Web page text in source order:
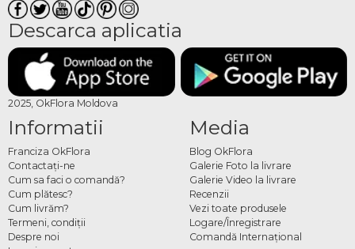
Descarca aplicatia
2025, OkFlora Moldova
Informatii
Franciza OkFlora
Contactaţi-ne
Cum sa faci o comandă?
Cum plătesc?
Cum livrăm?
Termeni, condiţii
Despre noi
Media
Blog OkFlora
Galerie Foto la livrare
Galerie Video la livrare
Recenzii
Vezi toate produsele
Logare/Înregistrare
Comandă Internațional